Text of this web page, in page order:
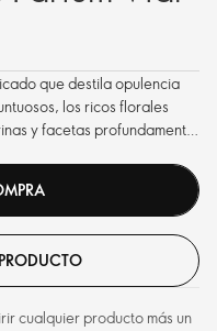
que destila opulencia
los ricos florales
y facetas profundamente
cualquier producto más un